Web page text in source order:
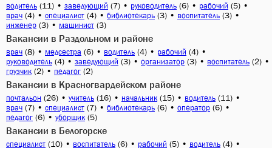
водитель (11) • заведующий (7) • руководитель (6) • рабочий (5) •
врач (4) • специалист (4) • библиотекарь (3) • воспитатель (3) •
инженер (3) • машинист (3)
Вакансии в Раздольном и районе
врач (8) • медсестра (6) • водитель (4) • рабочий (4) •
руководитель (4) • заведующий (3) • организатор (3) • воспитатель (2) •
грузчик (2) • педагог (2)
Вакансии в Красногвардейском районе
почтальон (26) • учитель (16) • начальник (15) • водитель (11) •
врач (7) • специалист (7) • библиотекарь (6) • оператор (6) •
педагог (6) • уборщик (5)
Вакансии в Белогорске
специалист (10) • воспитатель (6) • рабочий (5) • водитель (4) •